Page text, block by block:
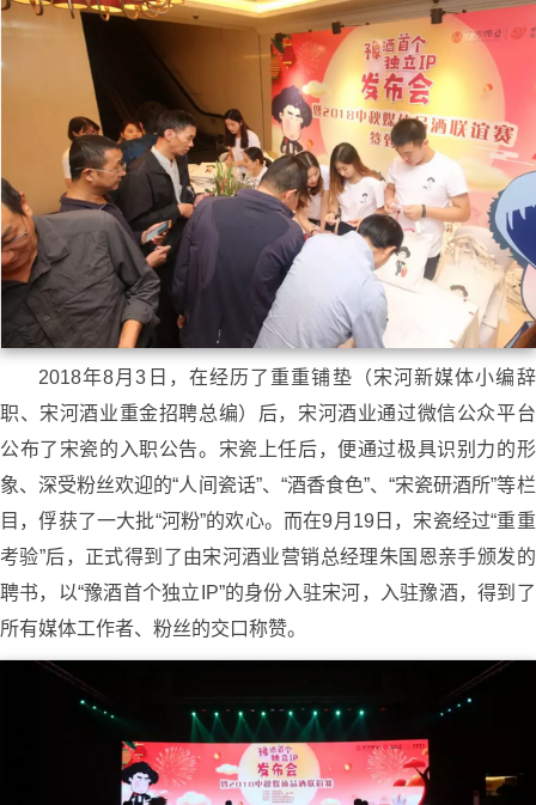
2018年8月3日，在经历了重重铺垫（宋河新媒体小编辞
职、宋河酒业重金招聘总编）后，宋河酒业通过微信公众平台
公布了宋瓷的入职公告。宋瓷上任后，便通过极具识别力的形
象、深受粉丝欢迎的“人间瓷话”、“酒香食色”、“宋瓷研酒所”等栏
目，俘获了一大批“河粉”的欢心。而在9月19日，宋瓷经过“重重
考验”后，正式得到了由宋河酒业营销总经理朱国恩亲手颁发的
聘书，以“豫酒首个独立IP”的身份入驻宋河，入驻豫酒，得到了
所有媒体工作者、粉丝的交口称赞。